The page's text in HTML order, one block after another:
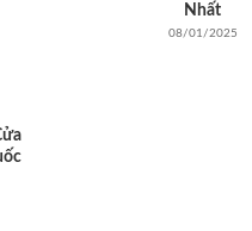
Nhất
08/01/2025